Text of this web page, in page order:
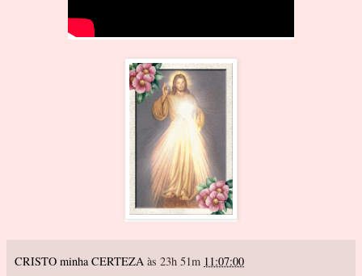
CRISTO minha CERTEZA às 23h 51m 11:07:00